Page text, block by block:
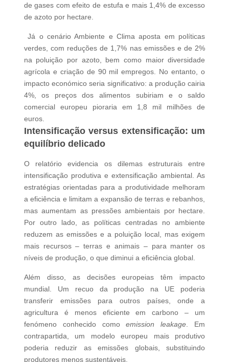
de gases com efeito de estufa e mais 1,4% de excesso
de azoto por hectare.
Já o cenário Ambiente e Clima aposta em políticas
verdes, com reduções de 1,7% nas emissões e de 2%
na poluição por azoto, bem como maior diversidade
agrícola e criação de 90 mil empregos. No entanto, o
impacto económico seria significativo: a produção cairia
4%, os preços dos alimentos subiriam e o saldo
comercial europeu pioraria em 1,8 mil milhões de
euros.
Intensificação versus extensificação: um
equilíbrio delicado
O relatório evidencia os dilemas estruturais entre
intensificação produtiva e extensificação ambiental. As
estratégias orientadas para a produtividade melhoram
a eficiência e limitam a expansão de terras e rebanhos,
mas aumentam as pressões ambientais por hectare.
Por outro lado, as políticas centradas no ambiente
reduzem as emissões e a poluição local, mas exigem
mais recursos – terras e animais – para manter os
níveis de produção, o que diminui a eficiência global.
Além disso, as decisões europeias têm impacto
mundial. Um recuo da produção na UE poderia
transferir emissões para outros países, onde a
agricultura é menos eficiente em carbono – um
fenómeno conhecido comoemission leakage . Em
contrapartida, um modelo europeu mais produtivo
poderia reduzir as emissões globais, substituindo
produtores menos sustentáveis.